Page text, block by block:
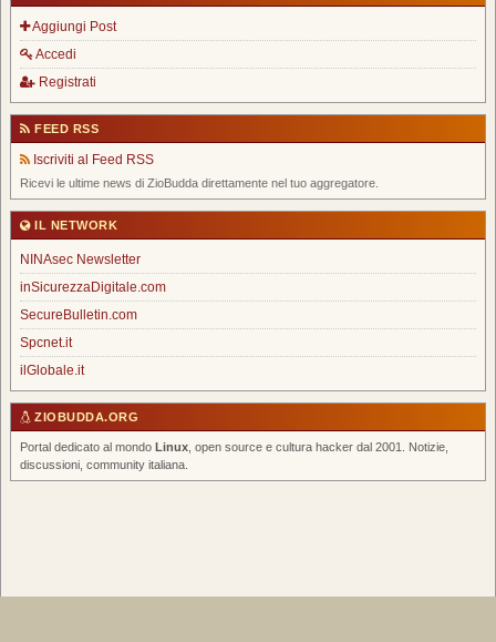
Aggiungi Post
Accedi
Registrati
FEED RSS
Iscriviti al Feed RSS
Ricevi le ultime news di ZioBudda direttamente nel tuo aggregatore.
IL NETWORK
NINAsec Newsletter
inSicurezzaDigitale.com
SecureBulletin.com
Spcnet.it
ilGlobale.it
ZIOBUDDA.ORG
Portal dedicato al mondo Linux , open source e cultura hacker dal 2001. Notizie,
discussioni, community italiana.